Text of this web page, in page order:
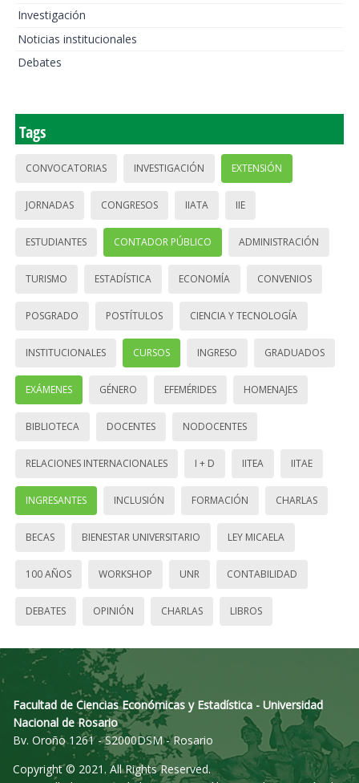
Investigación
Noticias institucionales
Debates
Tags
CONVOCATORIAS INVESTIGACIÓN EXTENSIÓN
JORNADAS CONGRESOS IIATA IIE
ESTUDIANTES CONTADOR PÚBLICO ADMINISTRACIÓN
TURISMO ESTADÍSTICA ECONOMÍA CONVENIOS
POSGRADO POSTÍTULOS CIENCIA Y TECNOLOGÍA
INSTITUCIONALES CURSOS INGRESO GRADUADOS
EXÁMENES GÉNERO EFEMÉRIDES HOMENAJES
BIBLIOTECA DOCENTES NODOCENTES
RELACIONES INTERNACIONALES I + D IITEA IITAE
INGRESANTES INCLUSIÓN FORMACIÓN CHARLAS
BECAS BIENESTAR UNIVERSITARIO LEY MICAELA
100 AÑOS WORKSHOP UNR CONTABILIDAD
DEBATES OPINIÓN CHARLAS LIBROS
Facultad de Ciencias Económicas y Estadística - Universidad
Nacional de Rosario
Bv. Oroño 1261 - S2000DSM - Rosario
Copyright © 2021. All Rights Reserved.